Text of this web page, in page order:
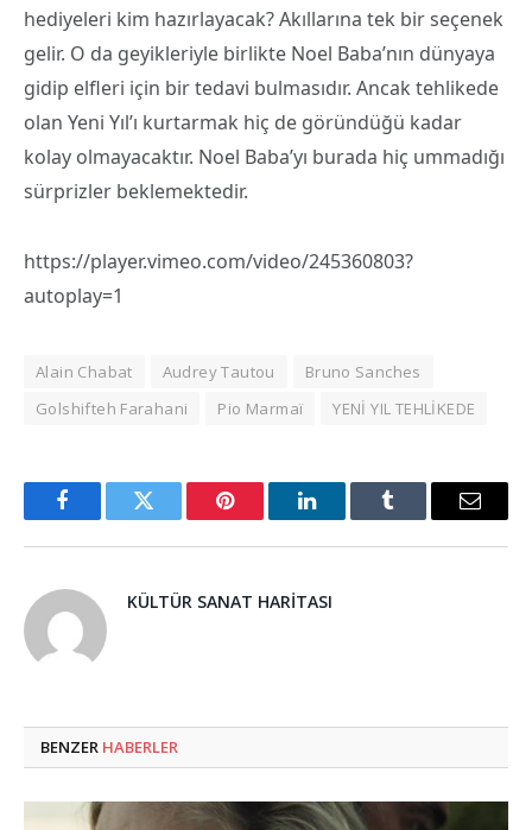
hediyeleri kim hazırlayacak? Akıllarına tek bir seçenek
gelir. O da geyikleriyle birlikte Noel Baba’nın dünyaya
gidip elfleri için bir tedavi bulmasıdır. Ancak tehlikede
olan Yeni Yıl’ı kurtarmak hiç de göründüğü kadar
kolay olmayacaktır. Noel Baba’yı burada hiç ummadığı
sürprizler beklemektedir.
https://player.vimeo.com/video/245360803?
autoplay=1
Alain Chabat Audrey Tautou
Bruno Sanches
Golshifteh Farahani
Pio Marmaï YENİ YIL TEHLİKEDE
FacebookTwitter Pinterest LinkedInTumblr Email
KÜLTÜR SANAT HARITASI
BENZER HABERLER